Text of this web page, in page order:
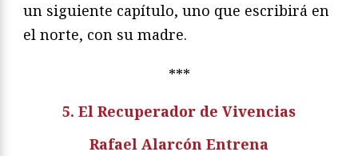
un siguiente capítulo, uno que escribirá en
el norte, con su madre.
***
5. El Recuperador de Vivencias
Rafael Alarcón Entrena